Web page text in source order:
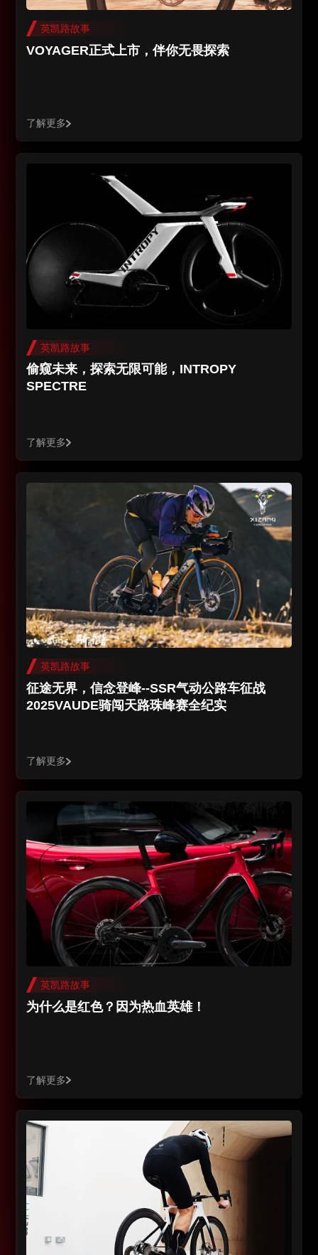
英凯路故事
VOYAGER正式上市，伴你无畏探索
了解更多
英凯路故事
偷窥未来，探索无限可能，INTROPY
SPECTRE
了解更多
英凯路故事
征途无界，信念登峰--SSR气动公路车征战
2025VAUDE骑闯天路珠峰赛全纪实
了解更多
英凯路故事
为什么是红色？因为热血英雄！
了解更多